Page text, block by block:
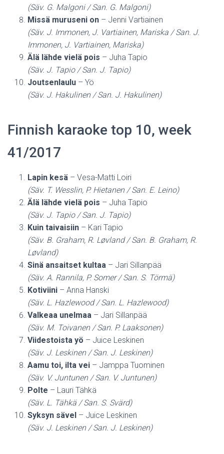
(Säv. G. Malgoni / San. G. Malgoni)
Missä muruseni on – Jenni Vartiainen
(Säv. J. Immonen, J. Vartiainen, Mariska / San. J.
Immonen, J. Vartiainen, Mariska)
Älä lähde vielä pois – Juha Tapio
(Säv. J. Tapio / San. J. Tapio)
Joutsenlaulu – Yö
(Säv. J. Hakulinen / San. J. Hakulinen)
Finnish karaoke top 10, week
41/2017
Lapin kesä – Vesa-Matti Loiri
(Säv. T. Wesslin, P. Hietanen / San. E. Leino)
Älä lähde vielä pois – Juha Tapio
(Säv. J. Tapio / San. J. Tapio)
Kuin taivaisiin – Kari Tapio
(Säv. B. Graham, R. Løvland / San. B. Graham, R.
Løvland)
Sinä ansaitset kultaa – Jari Sillanpää
(Säv. A. Rannila, P. Somer / San. S. Törmä)
Kotiviini – Anna Hanski
(Säv. L. Hazlewood / San. L. Hazlewood)
Valkeaa unelmaa – Jari Sillanpää
(Säv. M. Toivanen / San. P. Laaksonen)
Viidestoista yö – Juice Leskinen
(Säv. J. Leskinen / San. J. Leskinen)
Aamu toi, ilta vei – Jamppa Tuominen
(Säv. V. Juntunen / San. V. Juntunen)
Polte – Lauri Tähkä
(Säv. L. Tähkä / San. S. Svärd)
Syksyn sävel – Juice Leskinen
(Säv. J. Leskinen / San. J. Leskinen)